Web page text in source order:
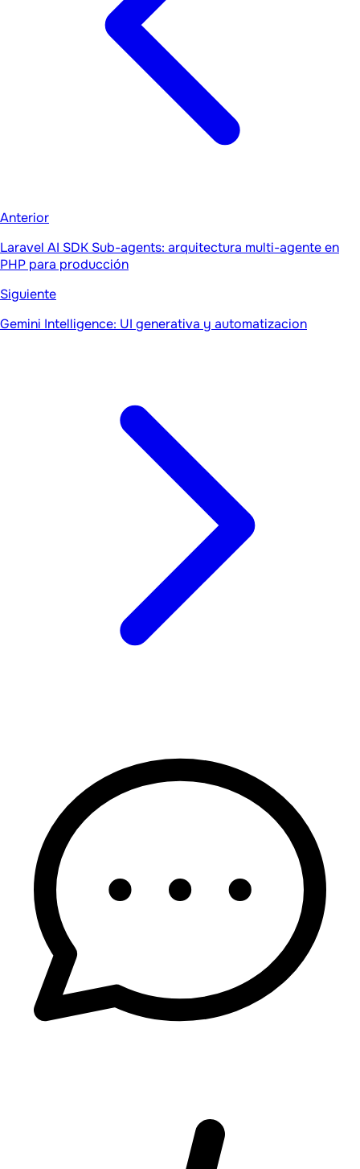
Anterior
Laravel AI SDK Sub-agents: arquitectura multi-agente en
PHP para producción
Siguiente
Gemini Intelligence: UI generativa y automatizacion